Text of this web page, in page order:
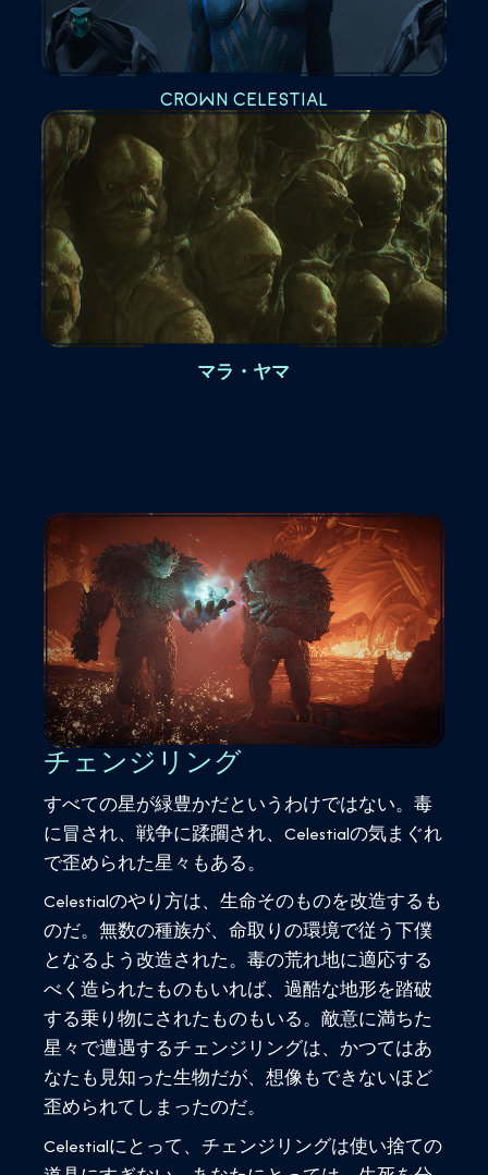
CROWN CELESTIAL
マラ・ヤマ
チェンジリング
すべての星が緑豊かだというわけではない。毒
に冒され、戦争に蹂躙され、Celestialの気まぐれ
で歪められた星々もある。
Celestialのやり方は、生命そのものを改造するも
のだ。無数の種族が、命取りの環境で従う下僕
となるよう改造された。毒の荒れ地に適応する
べく造られたものもいれば、過酷な地形を踏破
する乗り物にされたものもいる。敵意に満ちた
星々で遭遇するチェンジリングは、かつてはあ
なたも見知った生物だが、想像もできないほど
歪められてしまったのだ。
Celestialにとって、チェンジリングは使い捨ての